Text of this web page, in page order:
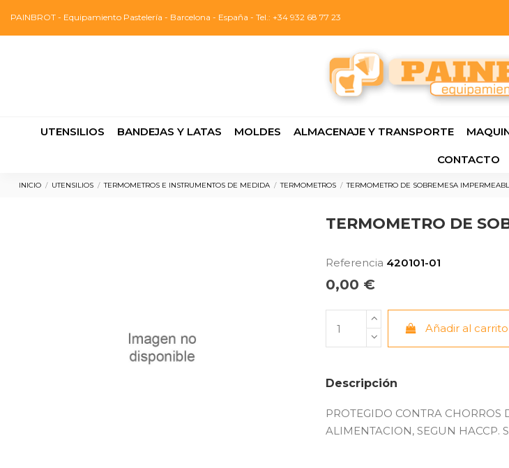
PAINBROT - Equipamiento Pastelería - Barcelona - España - Tel.: +34 932 68 77 23
UTENSILIOS BANDEJAS Y LATAS MOLDES ALMACENAJE Y TRANSPORTE
CONTACTO
INICIO UTENSILIOS TERMOMETROS E INSTRUMENTOS DE MEDIDA TERMOMETROS TERMOMETRO DE SOBREMESA
TERMOMETRO DE
Referencia 420101-01
0,00 €
Añadir al carrito
Descripción
PROTEGIDO CONTRA CHORROS
ALIMENTACION, SEGUN HACCP.